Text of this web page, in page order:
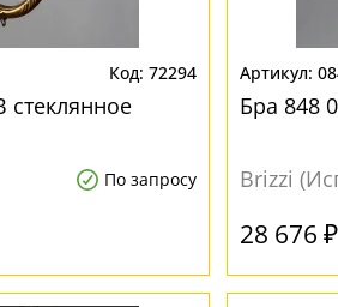
72294
стеклянное
По запросу
Бра 848
Brizzi
28 676 ₽